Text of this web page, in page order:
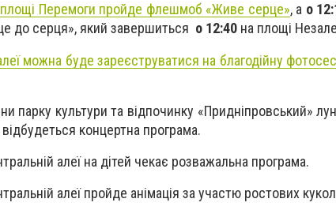
Перемоги пройде флешмоб «Живе серце», а о
до серця», який завершиться о 12:40 на площі
можна буде зареєструватися на благодійну
парку культури та відпочинку «Придніпровський»
концертна програма.
алеї на дітей чекає розважальна програма.
алеї пройде анімація за участю ростових